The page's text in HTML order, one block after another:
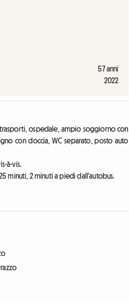
57 anni
2022
trasporti, ospedale, ampio soggiorno con
con doccia, WC separato, posto auto
à-vis.
minuti, 2 minuti a piedi dall'autobus.